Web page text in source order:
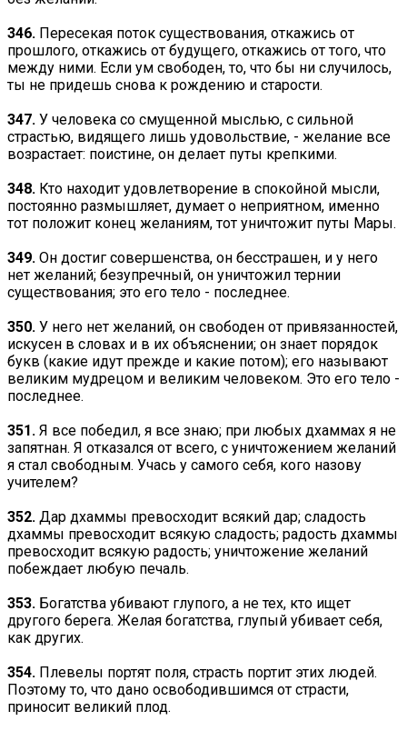
346. Пересекая поток существования, откажись от
прошлого, откажись от будущего, откажись от того, что
между ними. Если ум свободен, то, что бы ни случилось,
ты не придешь снова к рождению и старости.
347. У человека со смущенной мыслью, с сильной
страстью, видящего лишь удовольствие, - желание все
возрастает: поистине, он делает путы крепкими.
348. Кто находит удовлетворение в спокойной мысли,
постоянно размышляет, думает о неприятном, именно
тот положит конец желаниям, тот уничтожит путы Мары.
349. Он достиг совершенства, он бесстрашен, и у него
нет желаний; безупречный, он уничтожил тернии
существования; это его тело - последнее.
350. У него нет желаний, он свободен от привязанностей,
искусен в словах и в их объяснении; он знает порядок
букв (какие идут прежде и какие потом); его называют
великим мудрецом и великим человеком. Это его тело -
последнее.
351. Я все победил, я все знаю; при любых дхаммах я не
запятнан. Я отказался от всего, с уничтожением желаний
я стал свободным. Учась у самого себя, кого назову
учителем?
352. Дар дхаммы превосходит всякий дар; сладость
дхаммы превосходит всякую сладость; радость дхаммы
превосходит всякую радость; уничтожение желаний
побеждает любую печаль.
353. Богатства убивают глупого, а не тех, кто ищет
другого берега. Желая богатства, глупый убивает себя,
как других.
354. Плевелы портят поля, страсть портит этих людей.
Поэтому то, что дано освободившимся от страсти,
приносит великий плод.